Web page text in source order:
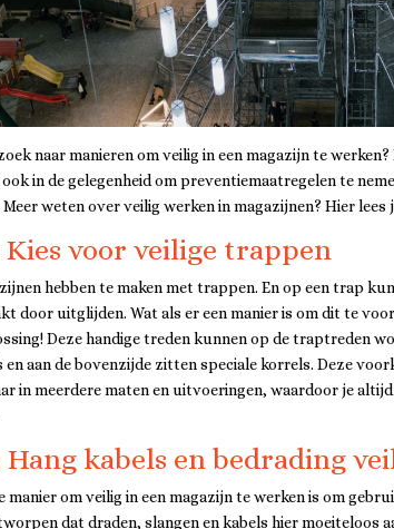
naar manieren om veilig in een magazijn te
in de gelegenheid om preventiemaatregelen te
weten over veilig werken in magazijnen? Hier lees
Kies voor veilige trappen
hebben te maken met trappen. En op een trap
door uitglijden. Wat als er een manier is om dit te
Deze handige treden kunnen op de traptreden
en aan de bovenzijde zitten speciale korrels. Deze
in meerdere maten en uitvoeringen, waardoor je
Hang kabels en bedrading
manier om veilig in een magazijn te werken is om
dat draden, slangen en kabels hier moeiteloos